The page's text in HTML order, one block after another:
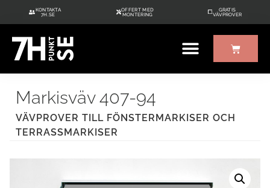
KONTAKTA
7H.SE
OFFERT MED
MONTERING
GRATIS
VÄVPROVER
Markisväv 407-94
VÄVPROVER TILL FÖNSTERMARKISER OCH
TERRASSMARKISER